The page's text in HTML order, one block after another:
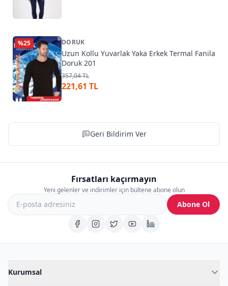
%25 DORUK
Uzun Kollu Yuvarlak Yaka Erkek Termal Fanila
Doruk 201
357,04 TL
221,61 TL
Geri Bildirim Ver
Fırsatları kaçırmayın
Yeni gelenler ve indirimler için bültene abone olun
Abone Ol
Kurumsal